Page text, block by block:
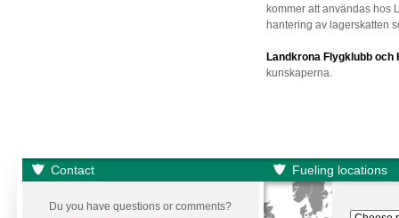
kommer att användas hos
hantering av lagerskatten
Landkrona Flygklubb
kunskaperna.
Contact Fueling locations
Du you have questions or comments?